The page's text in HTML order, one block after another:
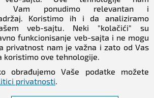
MEDIJI
Preuzimanja
NEWSletter
Vam ponudimo relevantan i
Koristimo ih i da analiziramo
veb-sajtu. Neki "kolačići" su
funkcionisanje veb-sajta i ne mogu
privatnost nam je važna i zato od Vas
koristimo ove tehnologije.
obrađujemo Vaše podatke možete
privatnosti.